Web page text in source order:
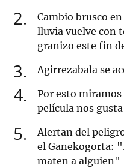
2
Cambio brusco
lluvia vuelve con
granizo este fin
3 Agirrezabala se
4
Por esto
película nos gusta
5
Alertan del
el Ganekogorta:
maten a alguien"